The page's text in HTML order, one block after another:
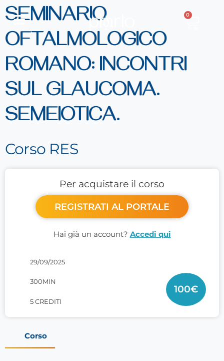
0
SEMINARIO
OFTALMOLOGICO
ROMANO: INCONTRI
SUL GLAUCOMA.
SEMEIOTICA.
Corso RES
Corso
Per acquistare il corso
REGISTRATI AL PORTALE
Hai già un account? Accedi qui
29/09/2025
300MIN
5 CREDITI
100€